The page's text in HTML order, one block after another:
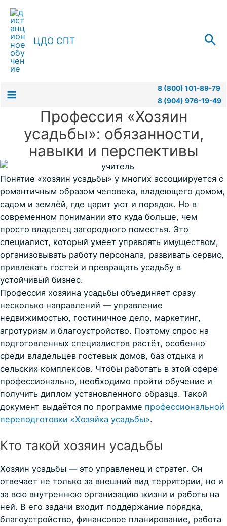
Перейти
содержимому
ЦДО СПТ
Menu
8 (800) 101-89-79
8 (904) 976-19-49
Профессия «Хозяин
усадьбы»: обязанности,
навыки и перспективы
Понятие «хозяин усадьбы» у многих ассоциируется с
романтичным образом человека, владеющего домом,
садом и землёй, где царит уют и порядок. Но в
современном понимании это куда больше, чем
просто владелец загородного поместья. Это
специалист, который умеет управлять имуществом,
организовывать работу персонала, развивать сервис,
привлекать гостей и превращать усадьбу в
устойчивый бизнес.
Профессия хозяина усадьбы объединяет сразу
несколько направлений — управление
недвижимостью, гостиничное дело, маркетинг,
агротуризм и благоустройство. Поэтому спрос на
подготовленных специалистов растёт, особенно
среди владельцев гостевых домов, баз отдыха и
сельских комплексов. Чтобы работать в этой сфере
профессионально, необходимо пройти обучение и
получить диплом установленного образца. Такой
документ выдаётся по программе профессиональной
переподготовки «Хозяйка усадьбы».
Кто такой хозяин усадьбы
Хозяин усадьбы — это управленец и стратег. Он
отвечает не только за внешний вид территории, но и
за всю внутреннюю организацию жизни и работы на
ней. В его задачи входит поддержание порядка,
благоустройство, финансовое планирование, работа